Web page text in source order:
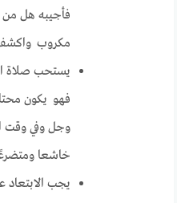
فأجيبه هل
مكروب
يستحب صلاة
فهو يكون
وجل وفي وقت
خاشعا
يجب الابتعاد